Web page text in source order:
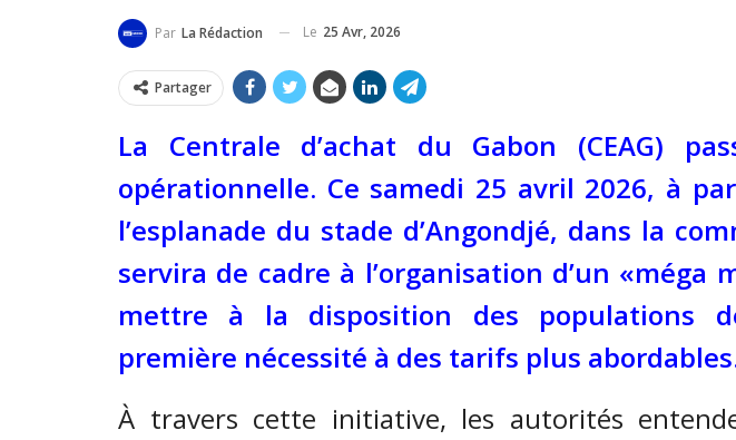
Par La Rédaction Le 25 Avr, 2026
Partager
La Centrale d’achat du Gabon (CEAG)
opérationnelle. Ce samedi 25 avril 2026, à
l’esplanade du stade d’Angondjé, dans la
servira de cadre à l’organisation d’un «méga
mettre à la disposition des populations
première nécessité à des tarifs plus
À travers cette initiative, les autorités